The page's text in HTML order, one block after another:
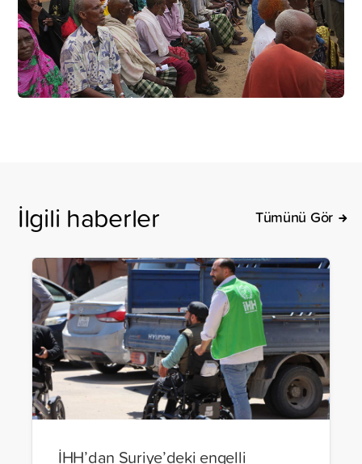
İlgili haberler Tümünü Gör
İHH’dan Suriye’deki engelli